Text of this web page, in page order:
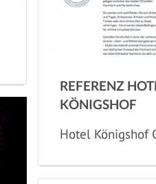
REFERENZ
KÖNIGSHOF
Hotel Königshof